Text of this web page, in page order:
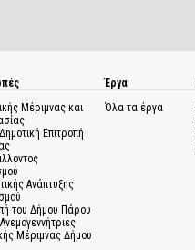
Μέριμνας και
Επιτροπή
Ανάπτυξης
του Δήμου Πάρου
Μέριμνας Δήμου
Έργα
Όλα τα έργα